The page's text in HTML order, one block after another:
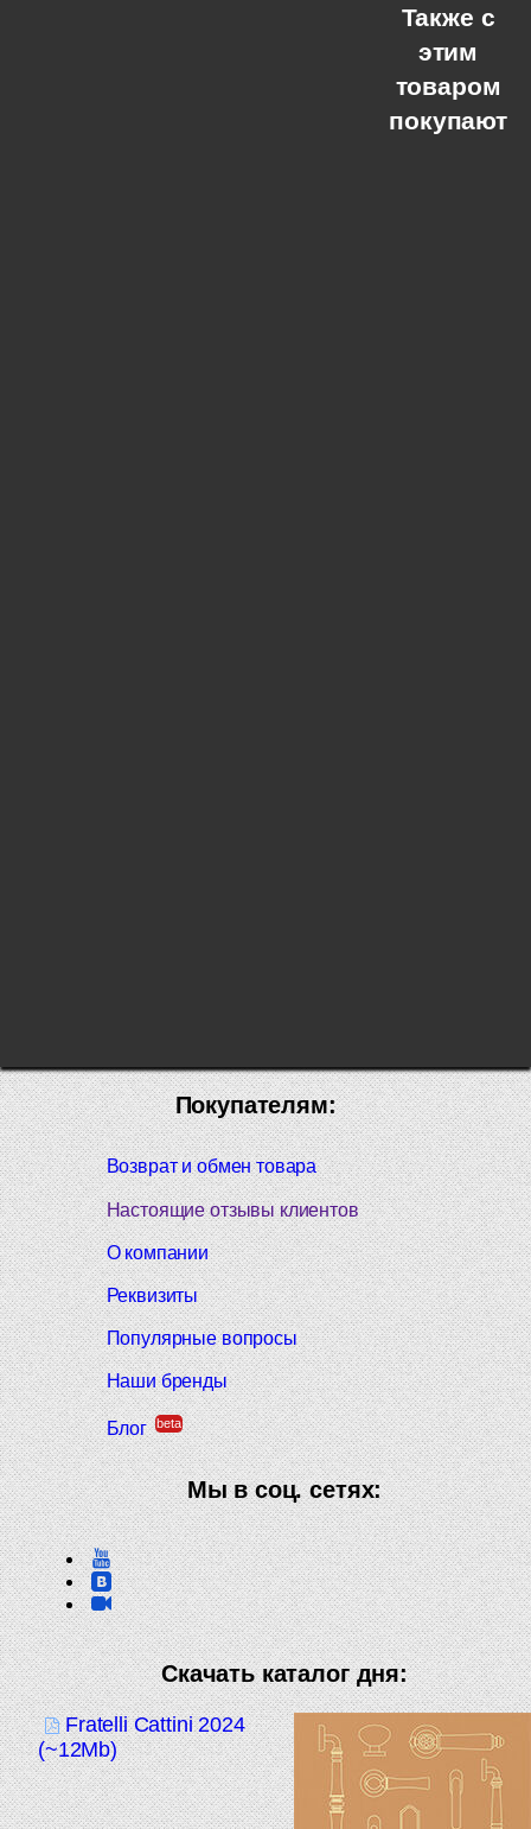
Также с
этим
товаром
покупают
Покупателям:
Возврат и обмен товара
Настоящие отзывы клиентов
О компании
Реквизиты
Популярные вопросы
Наши бренды
Блог beta
Мы в соц. сетях:
Скачать каталог дня:
Fratelli Cattini 2024
(~12Mb)